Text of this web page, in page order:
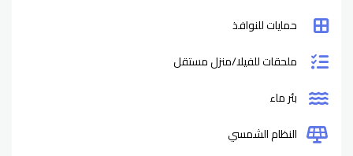
حمايات للنوافذ
ملحقات للفيلا/منزل مستقل
بئر ماء
النظام الشمسي